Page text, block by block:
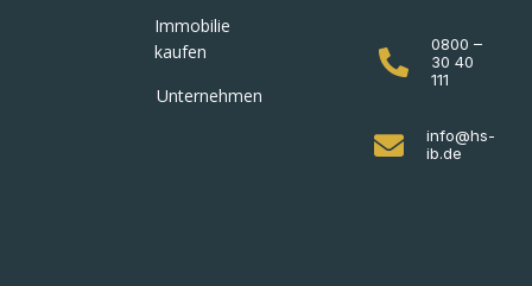
Immobilie
kaufen
Unternehmen
0800 –
30 40
111
info@hs-
ib.de